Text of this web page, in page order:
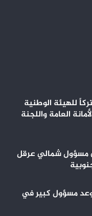
للهيئة الوطنية
العامة واللجنة
مسؤول شمالي عرقل
مسؤول كبير في